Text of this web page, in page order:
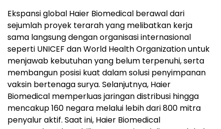
Ekspansi global Haier Biomedical berawal dari
sejumlah proyek terarah yang melibatkan kerja
sama langsung dengan organisasi internasional
seperti UNICEF dan World Health Organization untuk
menjawab kebutuhan yang belum terpenuhi, serta
membangun posisi kuat dalam solusi penyimpanan
vaksin bertenaga surya. Selanjutnya, Haier
Biomedical memperluas jaringan distribusi hingga
mencakup 160 negara melalui lebih dari 800 mitra
penyalur aktif. Saat ini, Haier Biomedical